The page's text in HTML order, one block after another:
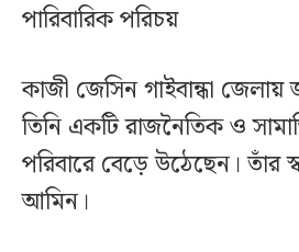
পারিবারিক পরিচয়
কাজী জেসিন গাইবান্ধা
তিনি একটি রাজনৈতিক ও
পরিবারে বেড়ে উঠেছেন। তাঁর
আমিন।